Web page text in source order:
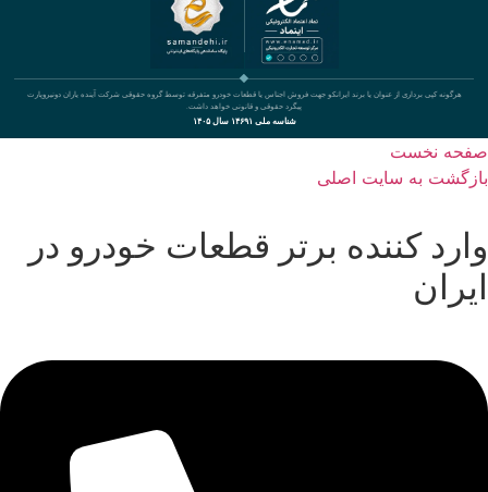
هرگونه کپی برداری از عنوان یا برند ایرانکو جهت فروش اجناس یا قطعات خودرو متفرقه توسط گروه حقوقی شرکت آینده یاران دونیروپارت
پیگرد حقوقی و قانونی خواهد داشت.
شناسه ملی ۱۴۶۹۱ سال ۱۴۰۵
صفحه نخست
بازگشت به سایت اصلی
وارد کننده برتر قطعات خودرو در
ایران